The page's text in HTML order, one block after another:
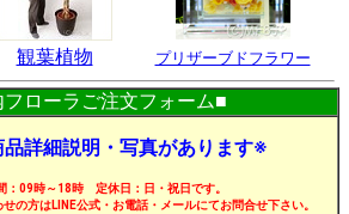
観葉植物 プリザーブドフラワー
ローラご注文フォーム■
詳細説明・写真があります※
：09時～18時 定休日：日・祝日です。
の方はLINE公式・お電話・メールにてお問合せ下さい。